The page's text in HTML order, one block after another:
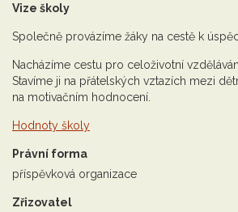
Vize školy
Společně provázíme žáky na cestě k
Nacházíme cestu pro celoživotní
Stavíme ji na přátelských vztazích mezi
na motivačním hodnocení.
Hodnoty školy
Právní forma
příspěvková organizace
Zřizovatel